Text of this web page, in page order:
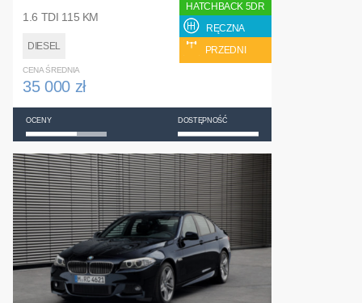
1.6 TDI 115 KM
DIESEL
HATCHBACK 5DR
RĘCZNA
PRZEDNI
CENA ŚREDNIA
35 000 zł
OCENY DOSTĘPNOŚĆ